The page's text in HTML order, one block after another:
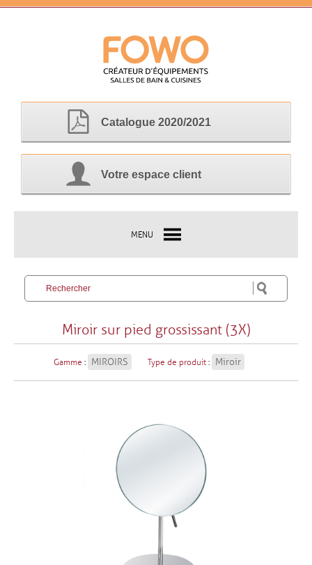
Catalogue 2020/2021
Votre espace client
MENU
Miroir sur pied grossissant (3X)
Gamme : MIROIRS Type de produit : Miroir